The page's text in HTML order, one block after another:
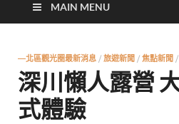
MAIN MENU
—北區觀光圈最新消息 / 旅遊新聞 / 焦點新聞 /
深川懶人露營
式體驗